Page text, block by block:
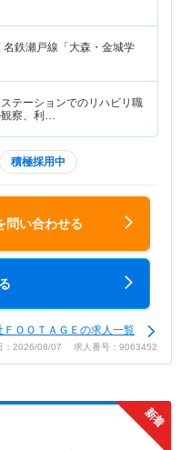
名鉄瀬戸線「大森・金城学
ステーションでのリハビリ職
観察、利…
積極採用中
問い合わせる
ＦＯＯＴＡＧＥの求人一覧
：2026/08/07 求人番号：9063452